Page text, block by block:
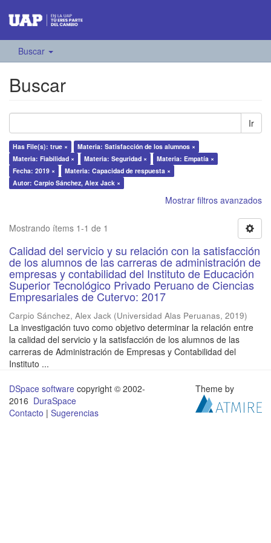
Buscar
Buscar
Ir
Has File(s): true ×
Materia: Satisfacción de los alumnos ×
Materia: Fiabilidad ×
Materia: Seguridad ×
Materia: Empatía ×
Fecha: 2019 ×
Materia: Capacidad de respuesta ×
Autor: Carpio Sánchez, Alex Jack ×
Mostrar filtros avanzados
Mostrando ítems 1-1 de 1
Calidad del servicio y su relación con la satisfacción
de los alumnos de las carreras de administración de
empresas y contabilidad del Instituto de Educación
Superior Tecnológico Privado Peruano de Ciencias
Empresariales de Cutervo: 2017
Carpio Sánchez, Alex Jack (Universidad Alas Peruanas, 2019)
La investigación tuvo como objetivo determinar la relación entre
la calidad del servicio y la satisfacción de los alumnos de las
carreras de Administración de Empresas y Contabilidad del
Instituto ...
DSpace software copyright © 2002-
2016 DuraSpace
Contacto | Sugerencias
Theme by